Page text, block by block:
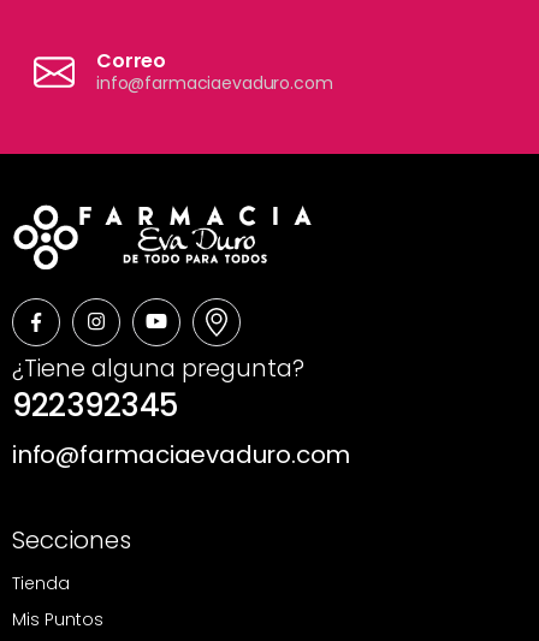
Correo
info@farmaciaevaduro.com
¿Tiene alguna pregunta?
922392345
info@farmaciaevaduro.com
Secciones
Tienda
Mis Puntos